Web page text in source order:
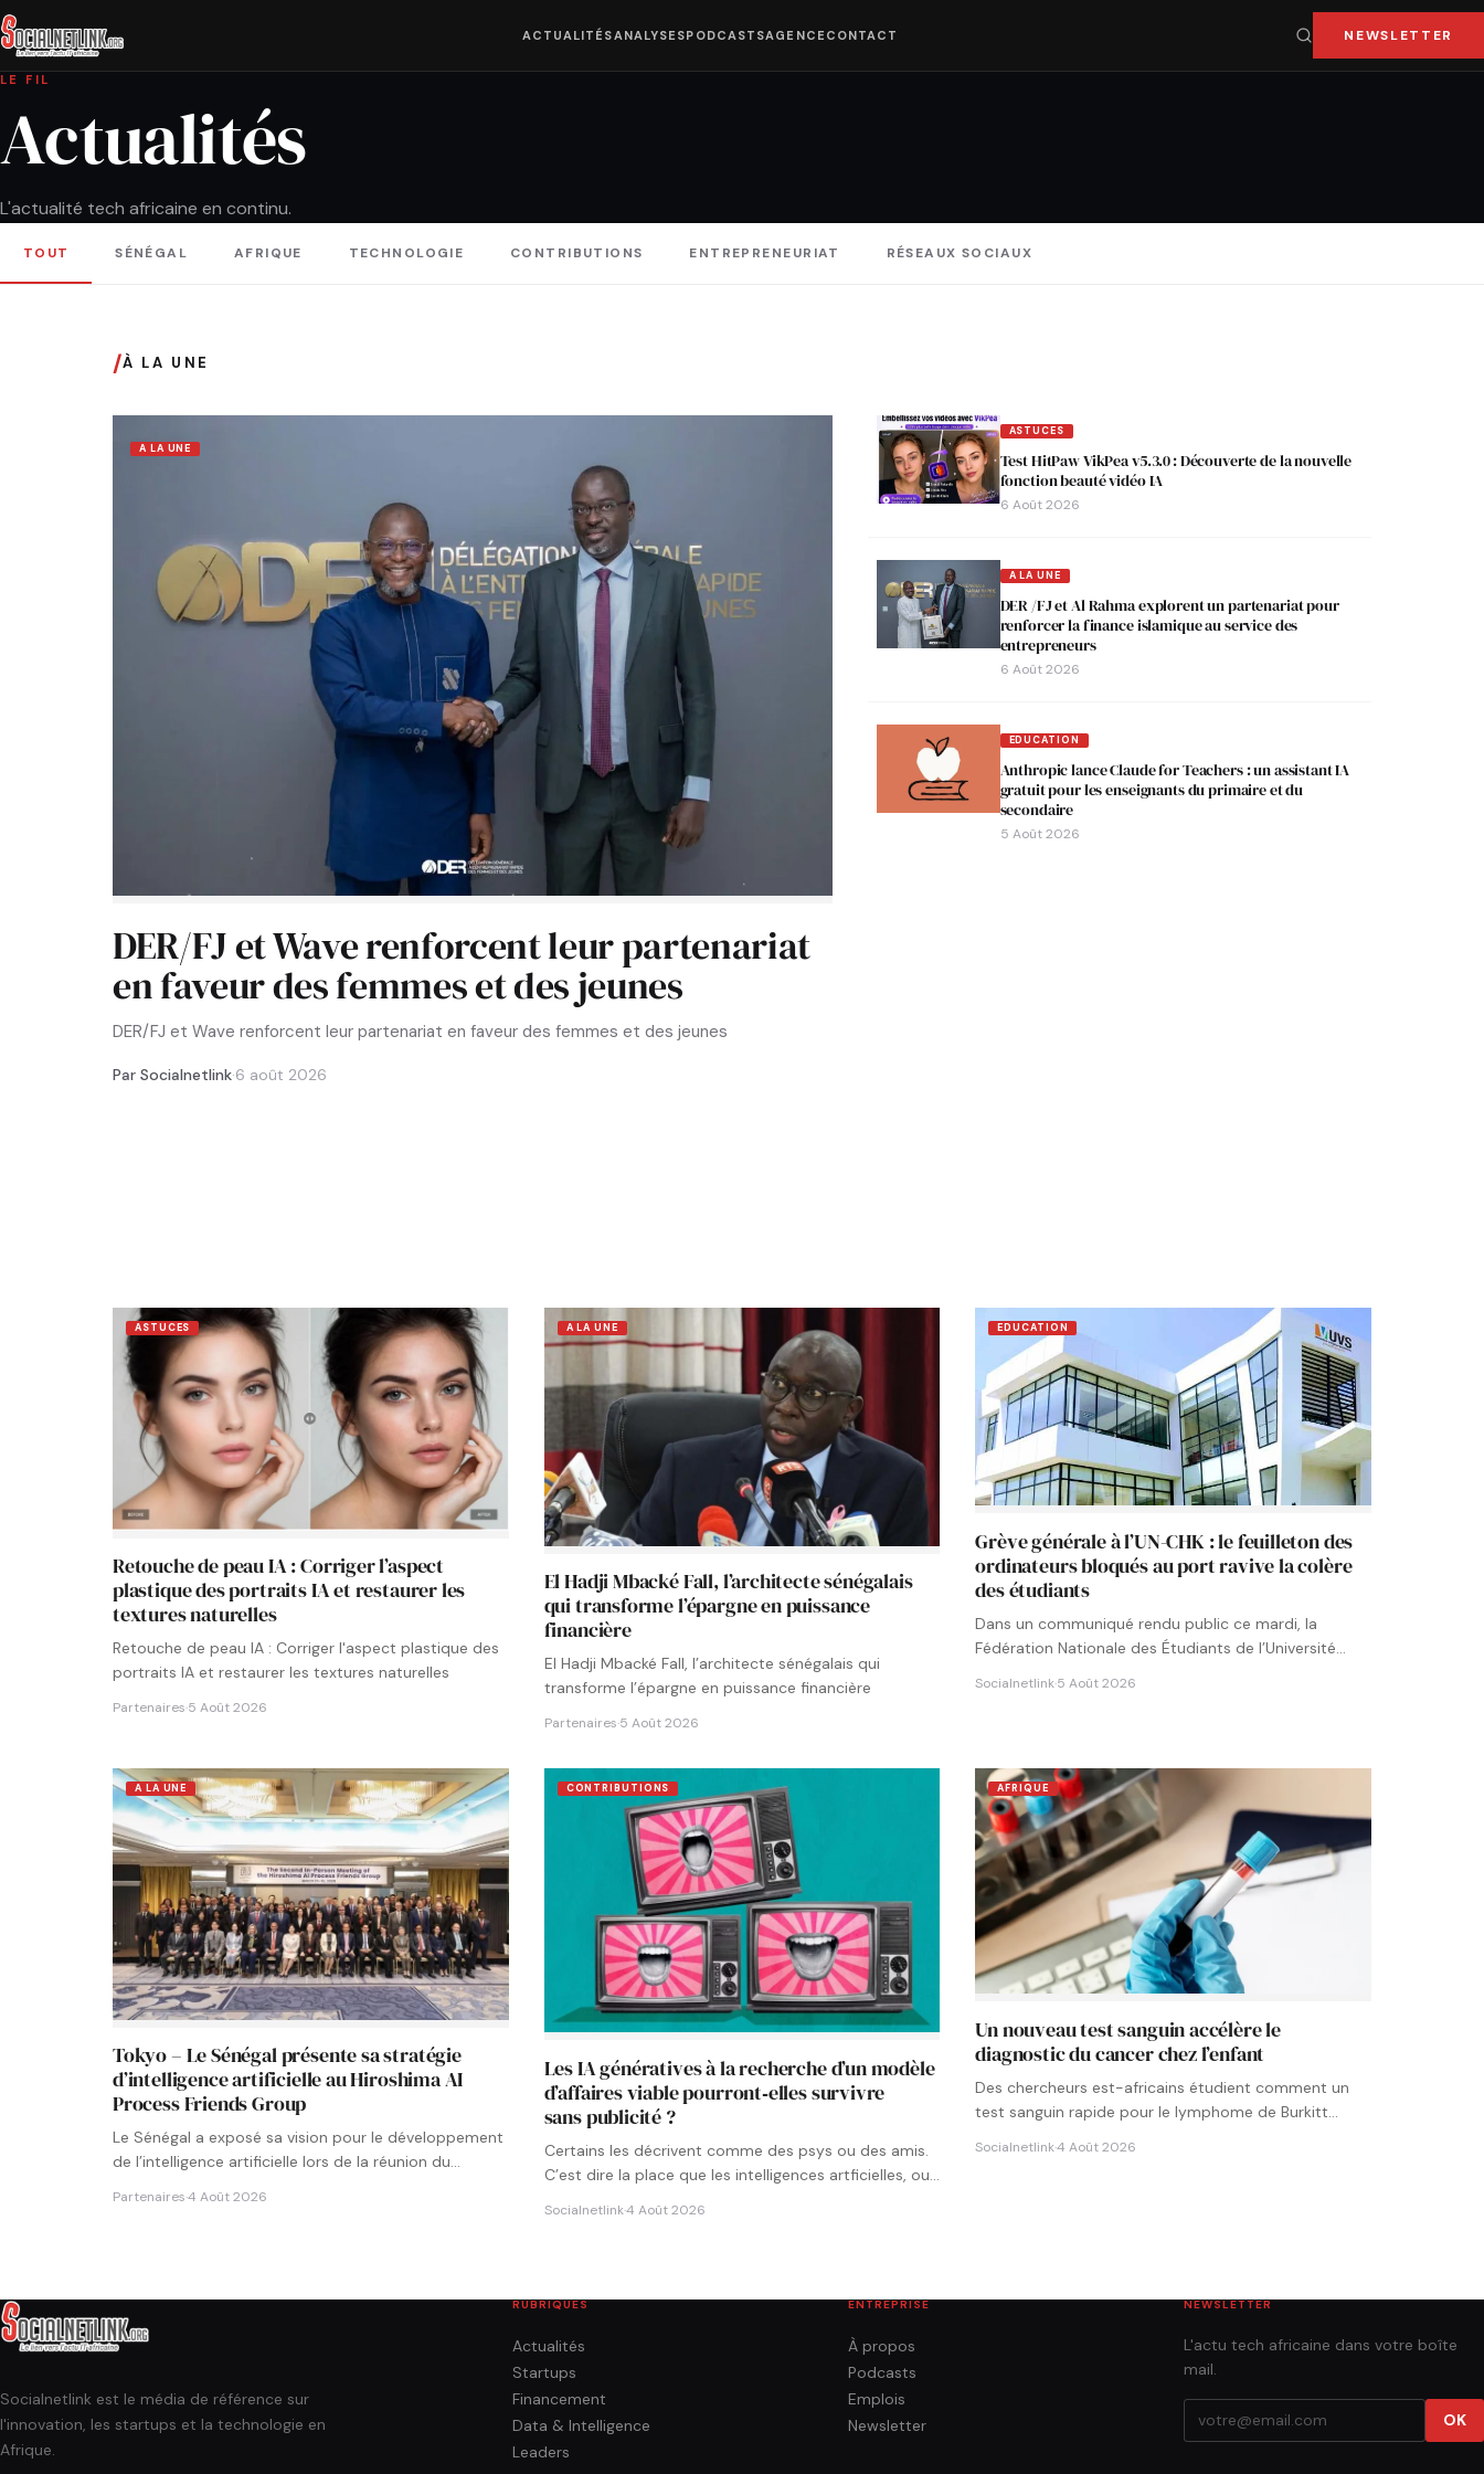
ACTUALITÉSANALYSESPODCASTSAGENCE CONTACT NEWSLETTER
LE FIL
Actualités
L'actualité tech africaine en continu.
TOUT SÉNÉGAL AFRIQUE TECHNOLOGIE CONTRIBUTIONS ENTREPRENEURIAT RÉSEAUX SOCIAUX
/À LA UNE
A LA UNE
DER/FJ et Wave renforcent leur partenariat
en faveur des femmes et des jeunes
DER/FJ et Wave renforcent leur partenariat en faveur des femmes et des jeunes
Par Socialnetlink·6 août 2026
ASTUCES
Test HitPaw VikPea v5.3.0 : Découverte de la nouvelle
fonction beauté vidéo IA
6 Août 2026
A LA UNE
DER /FJ et Al Rahma explorent un partenariat pour
renforcer la finance islamique au service des
entrepreneurs
6 Août 2026
EDUCATION
Anthropic lance Claude for Teachers : un assistant IA
gratuit pour les enseignants du primaire et du
secondaire
5 Août 2026
ASTUCES
Retouche de peau IA : Corriger l’aspect
plastique des portraits IA et restaurer les
textures naturelles
Retouche de peau IA : Corriger l'aspect plastique des
portraits IA et restaurer les textures naturelles
Partenaires·5 Août 2026
A LA UNE
El Hadji Mbacké Fall, l’architecte sénégalais
qui transforme l’épargne en puissance
financière
El Hadji Mbacké Fall, l’architecte sénégalais qui
transforme l’épargne en puissance financière
Partenaires·5 Août 2026
EDUCATION
Grève générale à l’UN-CHK : le feuilleton des
ordinateurs bloqués au port ravive la colère
des étudiants
Dans un communiqué rendu public ce mardi, la
Fédération Nationale des Étudiants de l’Université
Socialnetlink·5 Août 2026
A LA UNE
Tokyo – Le Sénégal présente sa stratégie
d’intelligence artificielle au Hiroshima AI
Process Friends Group
Le Sénégal a exposé sa vision pour le développement
de l’intelligence artificielle lors de la réunion du
Partenaires·4 Août 2026
CONTRIBUTIONS
Les IA génératives à la recherche d’un modèle
d’affaires viable pourront‑elles survivre
sans publicité ?
Certains les décrivent comme des psys ou des amis.
C’est dire la place que les intelligences artficielles, ou…
Socialnetlink·4 Août 2026
AFRIQUE
Un nouveau test sanguin accélère le
diagnostic du cancer chez l’enfant
Des chercheurs est-africains étudient comment un
test sanguin rapide pour le lymphome de Burkitt
Socialnetlink·4 Août 2026
Socialnetlink est le média de référence sur
l'innovation, les startups et la technologie en
Afrique.
RUBRIQUES
Actualités
Startups
Financement
Data & Intelligence
Leaders
ENTREPRISE
À propos
Podcasts
Emplois
Newsletter
NEWSLETTER
L'actu tech africaine dans votre boîte
mail.
OK